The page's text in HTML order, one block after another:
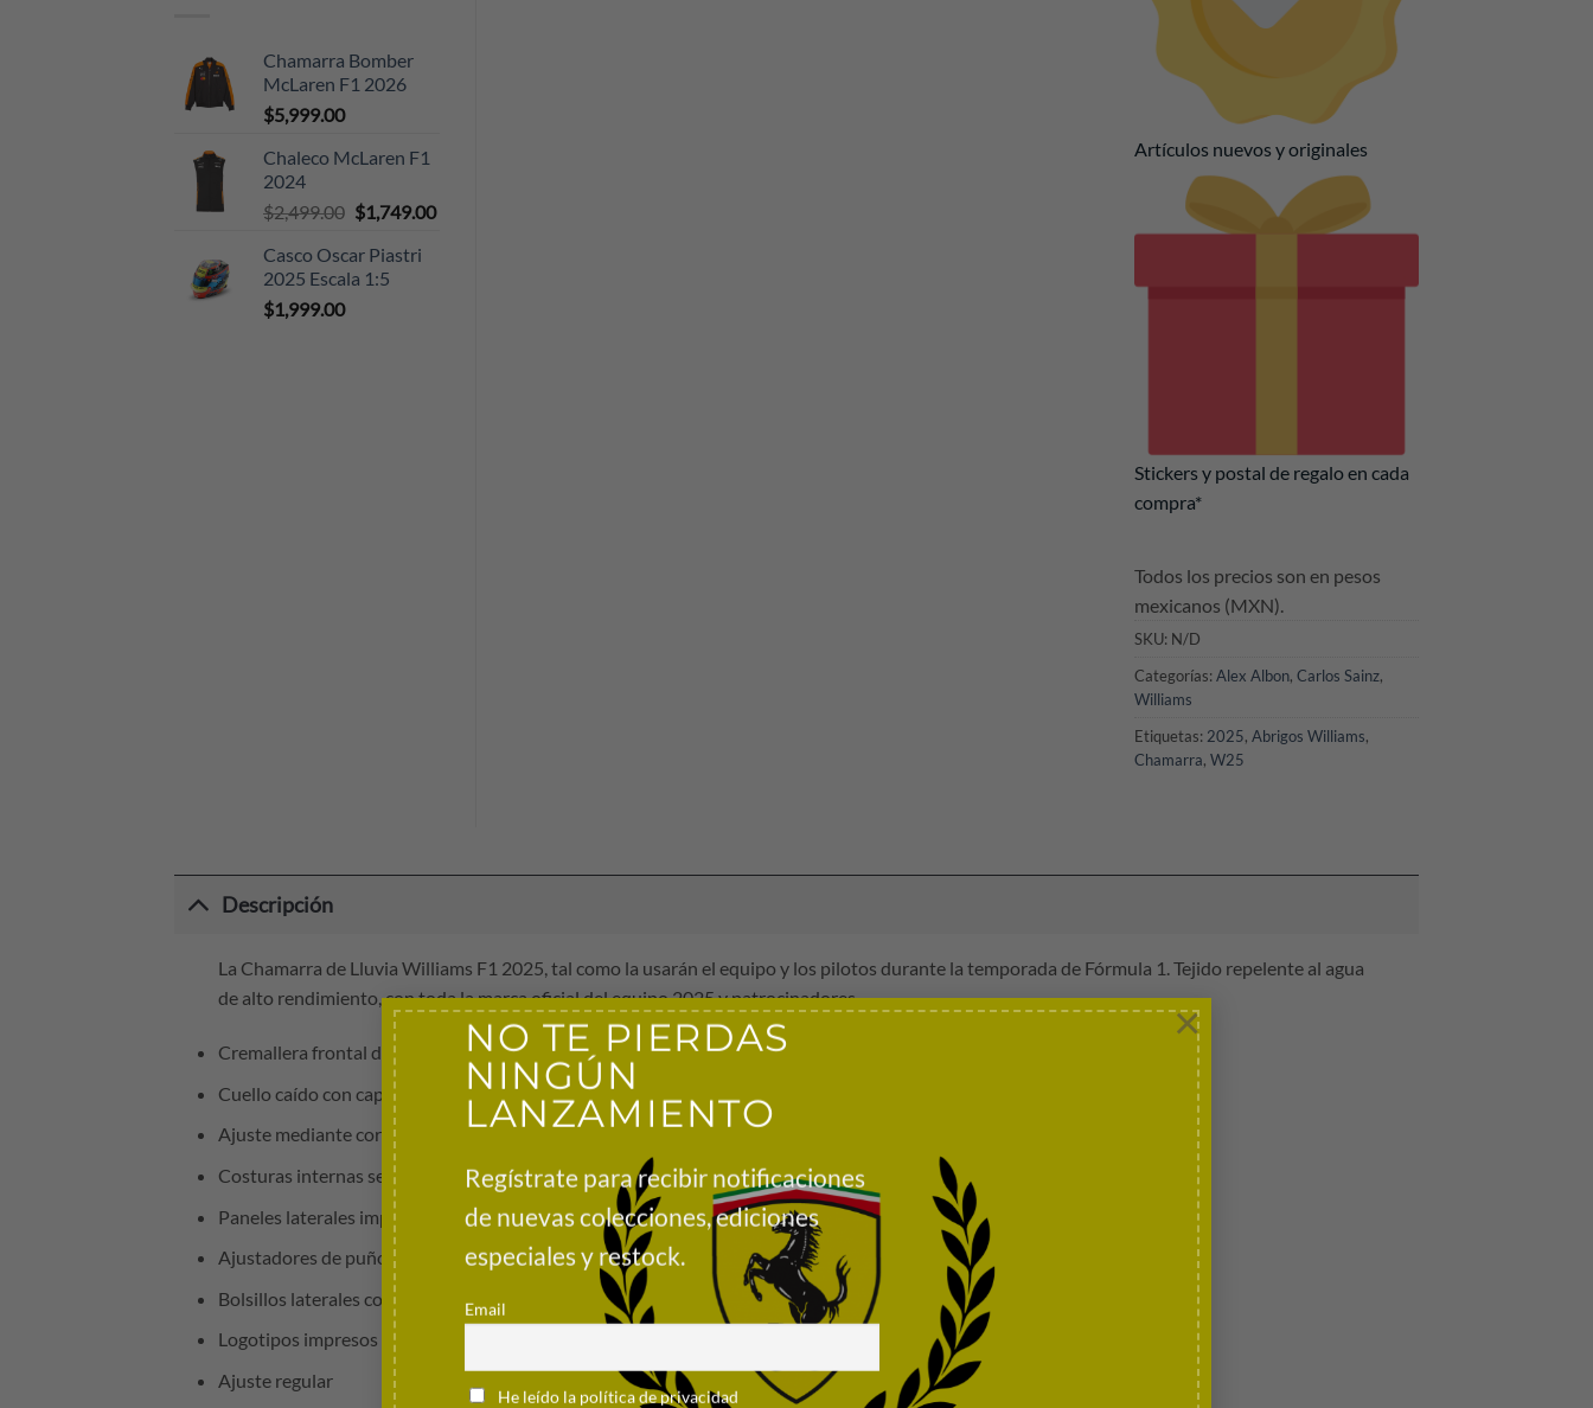
NO TE PIERDAS
NINGÚN
LANZAMIENTO
Regístrate para recibir notificaciones
de nuevas colecciones, ediciones
especiales y restock.
Email
He leído la política de privacidad
×
Artículos nuevos y originales
Stickers y postal de regalo en cada
compra*
Todos los precios son en pesos
mexicanos (MXN).
SKU: N/D
Categorías: Alex Albon, Carlos Sainz,
Williams
Etiquetas: 2025, Abrigos Williams,
Chamarra, W25
Chamarra Bomber
McLaren F1 2026
$5,999.00
Chaleco McLaren F1
2024
$2,499.00 Original
was:
$2,499.00.
$1,749.00Current
Casco Oscar Piastri
2025 Escala 1:5
$1,999.00
Descripción
La Chamarra de Lluvia Williams F1 2025, tal como la usarán el equipo y los pilotos durante la temporada de Fórmula 1. Tejido repelente al agua
de alto rendimiento, con toda la marca oficial del equipo 2025 y patrocinadores.
Cremallera frontal de doble cierre
Cuello caído con capucha
Ajuste mediante cordón
Costuras internas selladas
Paneles laterales impresos del equipo
Ajustadores de puños del mismo tejido y velcro.
Bolsillos laterales con cremallera
Logotipos impresos del equipo y patrocinadores.
Ajuste regular